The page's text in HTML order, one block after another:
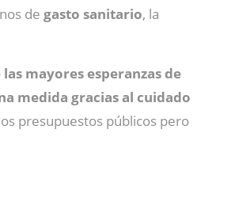
de gasto sanitario, la
las mayores esperanzas de
medida gracias al cuidado
presupuestos públicos pero